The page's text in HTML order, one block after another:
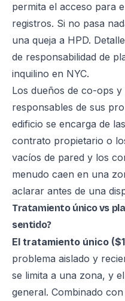
permita el acceso para
registros. Si no pasa
una queja a HPD.
de responsabilidad de
inquilino en NYC.
Los dueños de co-ops
responsables de sus
edificio se encarga de
contrato propietario o
vacíos de pared y los
menudo caen en una
aclarar antes de una
Tratamiento único vs
sentido?
El tratamiento único
problema aislado y
se limita a una zona, y
general. Combinado